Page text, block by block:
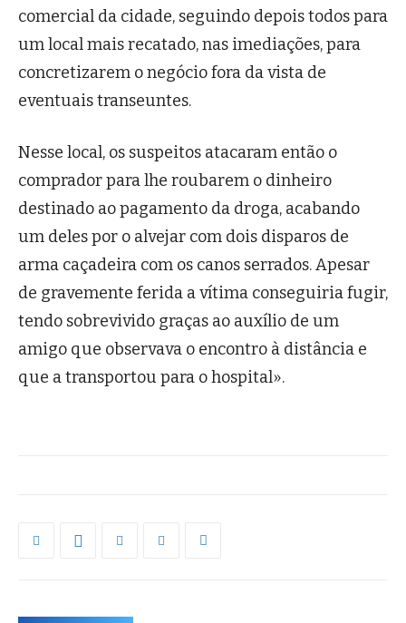
comercial da cidade, seguindo depois todos para
um local mais recatado, nas imediações, para
concretizarem o negócio fora da vista de
eventuais transeuntes.
Nesse local, os suspeitos atacaram então o
comprador para lhe roubarem o dinheiro
destinado ao pagamento da droga, acabando
um deles por o alvejar com dois disparos de
arma caçadeira com os canos serrados. Apesar
de gravemente ferida a vítima conseguiria fugir,
tendo sobrevivido graças ao auxílio de um
amigo que observava o encontro à distância e
que a transportou para o hospital».